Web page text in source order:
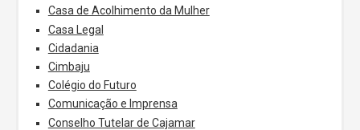
Casa de Acolhimento da Mulher
Casa Legal
Cidadania
Cimbaju
Colégio do Futuro
Comunicação e Imprensa
Conselho Tutelar de Cajamar